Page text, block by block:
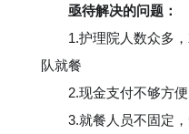
亟待解决的问题：
1.护理院人数众多
队就餐
2.现金支付不够方
3.就餐人员不固定